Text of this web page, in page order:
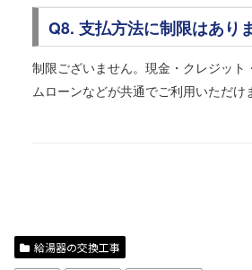
Q8. 支払方法に制限はあり
制限ございません。現金・クレジット
ムローンなどが共通でご利用いただけ
給湯器の交換工事